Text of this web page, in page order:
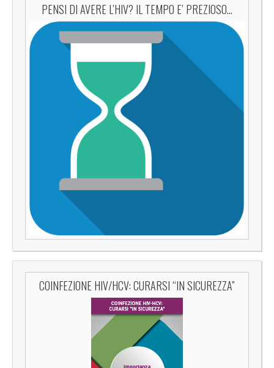
PENSI DI AVERE L’HIV? IL TEMPO E’ PREZIOSO…
COINFEZIONE HIV/HCV: CURARSI “IN SICUREZZA”